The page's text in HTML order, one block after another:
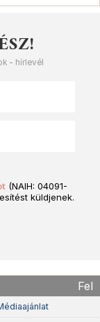
- hírlevél
(NAIH: 04091-
küldjenek.
Fel